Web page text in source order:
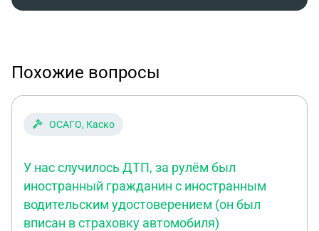
Похожие вопросы
ОСАГО, Каско
У нас случилось ДТП, за рулём был
иностранный гражданин с иностранным
водительским удостоверением (он был
вписан в страховку автомобиля)